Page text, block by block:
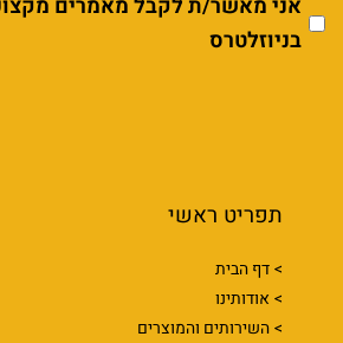
אני מאשר/ת לקבל מאמרים
בניוזלטרס
תפריט ראשי
דף הבית
אודותינו
השירותים והמוצרים